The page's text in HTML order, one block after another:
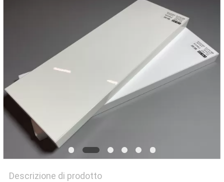
PRIVACY
POLICY
Descrizione di prodotto